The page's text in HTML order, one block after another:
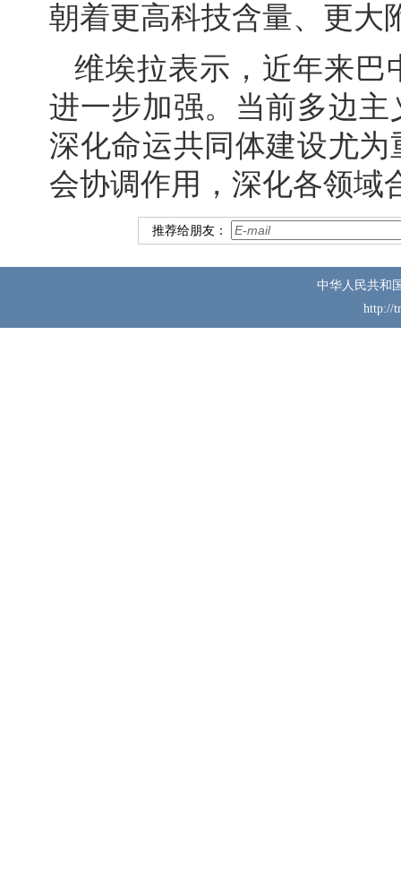
朝着更高科技含量、更大
维埃拉表示，近年来巴
进一步加强。当前多边
深化命运共同体建设尤
会协调作用，深化各领域
推荐给朋友：
中华人民共和
http://